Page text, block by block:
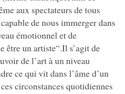
aux spectateurs de tous
de nous immerger dans
émotionnel et de
être un artiste“.Il s’agit de
de l’art à un niveau
ce qui vit dans l’âme d’un
circonstances quotidiennes